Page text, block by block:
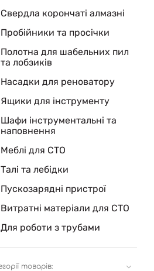
Свердла корончаті алмазні
Пробійники та просічки
Полотна для шабельних пил
та лобзиків
Насадки для реноватору
Ящики для інструменту
Шафи інструментальні та
наповнення
Меблі для СТО
Талі та лебідки
Пускозарядні пристрої
Витратні матеріали для СТО
Для роботи з трубами
товарів: